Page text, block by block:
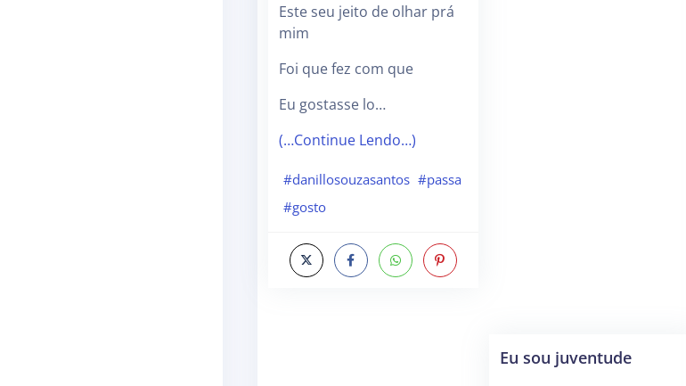
Este seu jeito de olhar prá
mim
Foi que fez com que
Eu gostasse lo…
(…Continue Lendo…)
#danillosouzasantos #passa
#gosto
Eu sou juventude